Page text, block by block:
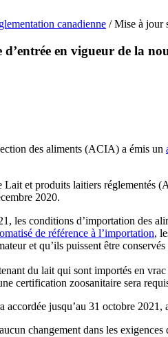
canadienne /Mise à jour
en vigueur de la
des aliments (ACIA) a émis un
Lait et produits laitiers réglementés
2020.
les conditions d’importation des
de référence à l’importation,
et qu’ils puissent être
du lait qui sont importés en
certification zoosanitaire sera
accordée jusqu’au 31 octobre
changement dans les